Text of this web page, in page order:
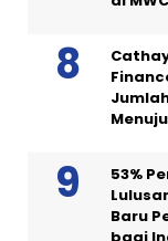
53%
Baru
bagi